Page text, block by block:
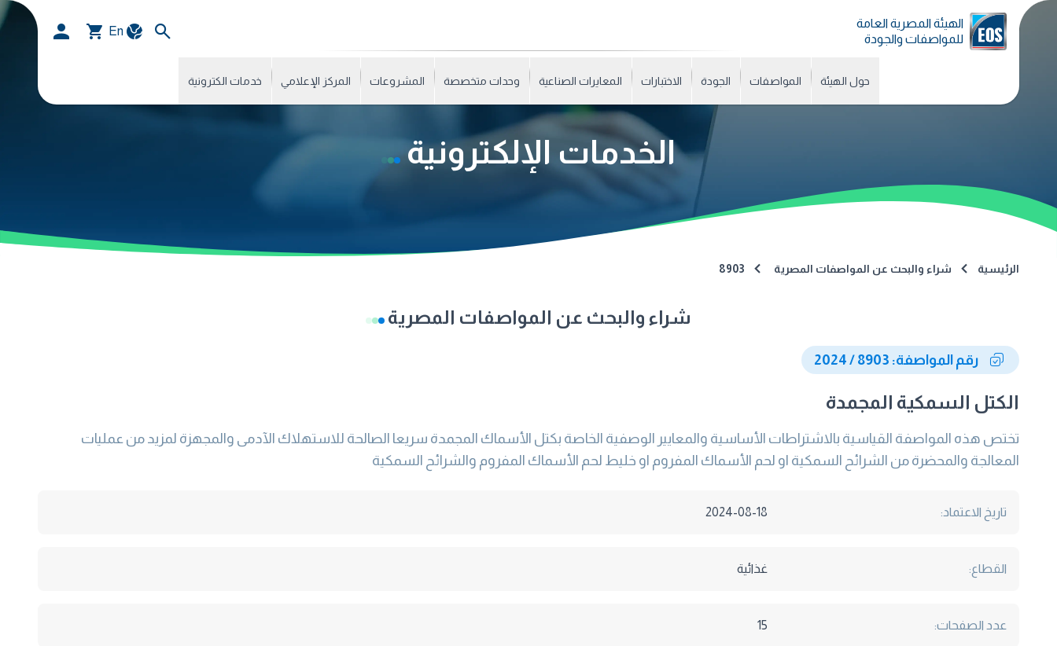
الهيئة المصرية العامة
للمواصفات والجودة
En
حول الهيئة المواصفات الجودة الاختبارات المعايرات الصناعية وحدات متخصصة المشروعات المركز الإعلامي خدمات الكترونية
الخدمات الإلكترونية
الرئيسية شراء والبحث عن المواصفات المصرية 8903
شراء والبحث عن المواصفات المصرية
رقم المواصفة: 8903 / 2024
الكتل السمكية المجمدة
تختص هذه المواصفة القياسية بالاشتراطات الأساسية والمعايير الوصفية الخاصة بكتل الأسماك المجمدة سريعا الصالحة للاستهلاك الآدمى والمجهزة لمزيد من عمليات
المعالجة والمحضرة من الشرائح السمكية او لحم الأسماك المفروم او خليط لحم الأسماك المفروم والشرائح السمكية
تاريخ الاعتماد: 2024-08-18
القطاع: غذائية
عدد الصفحات: 15